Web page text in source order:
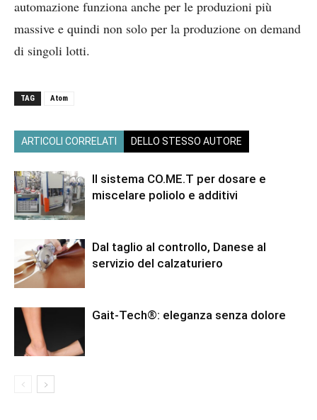
automazione funziona anche per le produzioni più
massive e quindi non solo per la produzione on demand
di singoli lotti.
TAG Atom
ARTICOLI CORRELATI DELLO STESSO AUTORE
Il sistema CO.ME.T per dosare e
miscelare poliolo e additivi
Dal taglio al controllo, Danese al
servizio del calzaturiero
Gait-Tech®: eleganza senza dolore